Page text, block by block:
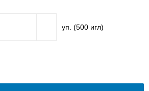
уп. (500игл)